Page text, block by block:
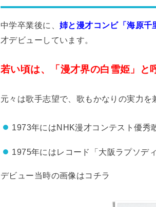
中学卒業後に、 姉と漫才コンビ「海原千
才デビューしています。
若い頃は、「漫才界の白雪姫」と
元々は歌手志望で、歌もかなりの実力を
1973年にはNHK漫才コンテスト優秀
1975年にはレコード「大阪ラプソデ
デビュー当時の画像はコチラ